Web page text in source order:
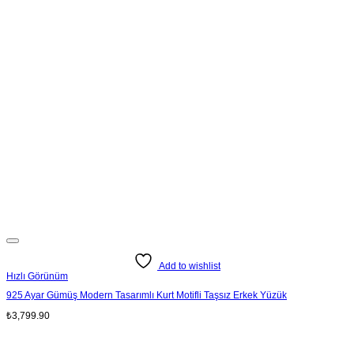
Add to wishlist
Hızlı Görünüm
925 Ayar Gümüş Modern Tasarımlı Kurt Motifli Taşsız Erkek Yüzük
₺3,799.90